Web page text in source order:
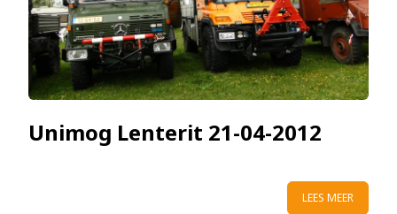
Unimog Lenterit 21-04-2012
LEES MEER